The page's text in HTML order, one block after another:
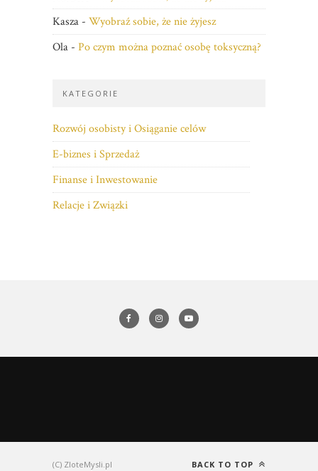
Kasza - Wyobraź sobie, że nie żyjesz
Ola - Po czym można poznać osobę toksyczną?
KATEGORIE
Rozwój osobisty i Osiąganie celów
E-biznes i Sprzedaż
Finanse i Inwestowanie
Relacje i Związki
(C) ZloteMysli.pl BACK TO TOP